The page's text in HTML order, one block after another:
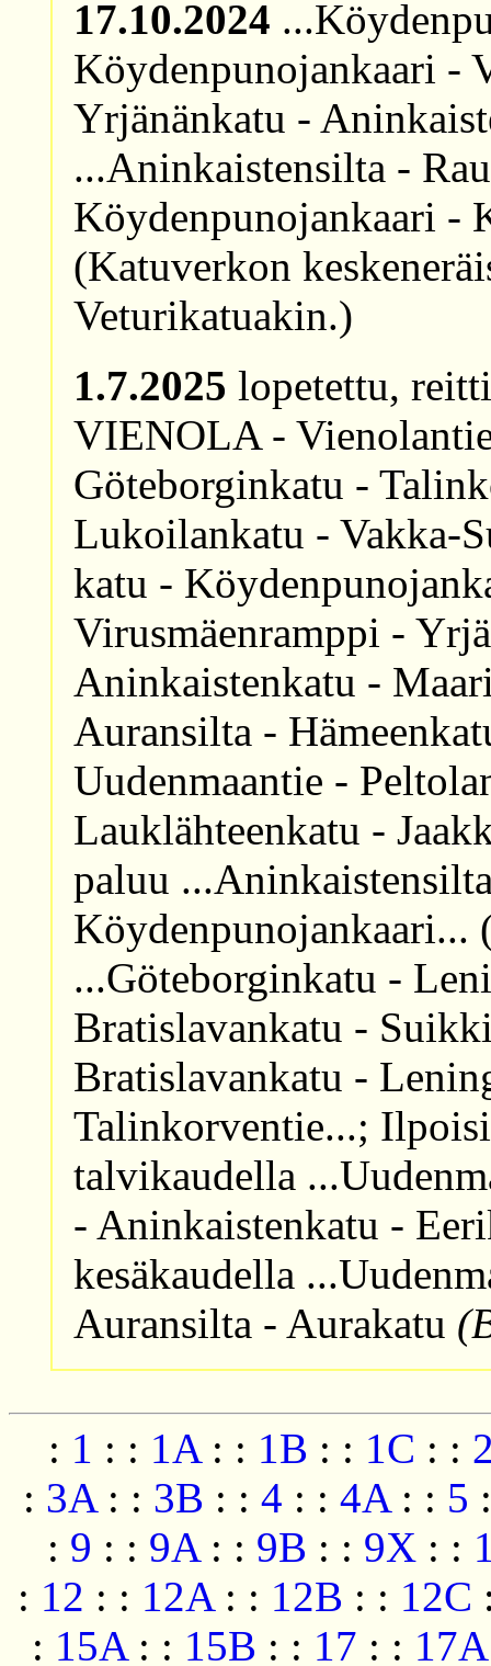
17.10.2024
Köydenpunojankaari -
Yrjänänkatu -
...Aninkaistensilta -
Köydenpunojankaari -
(Katuverkon
Veturikatuakin.)
1.7.2025 lopetettu,
VIENOLA -
Göteborginkatu -
Lukoilankatu - Vakka-
katu -
Virusmäenramppi -
Aninkaistenkatu -
Auransilta -
Uudenmaantie -
Lauklähteenkatu -
paluu
Köydenpunojankaari...
...Göteborginkatu -
Bratislavankatu -
Bratislavankatu -
Talinkorventie...;
talvikaudella
- Aninkaistenkatu -
kesäkaudella
Auransilta - Aurakatu
: 1 : : 1A: : 1B : : 1C : :
: 3A: : 3B : : 4 : : 4A: : 5 :
: 9 : : 9A: : 9B : : 9X : :
: 12 : : 12A: : 12B : : 12C
: 15A: : 15B : : 17 : : 17A